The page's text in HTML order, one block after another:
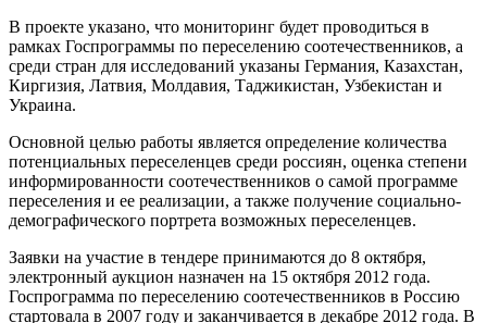
В проекте указано, что мониторинг будет проводиться в
рамках Госпрограммы по переселению соотечественников, а
среди стран для исследований указаны Германия, Казахстан,
Киргизия, Латвия, Молдавия, Таджикистан, Узбекистан и
Украина.
Основной целью работы является определение количества
потенциальных переселенцев среди россиян, оценка степени
информированности соотечественников о самой программе
переселения и ее реализации, а также получение социально-
демографического портрета возможных переселенцев.
Заявки на участие в тендере принимаются до 8 октября,
электронный аукцион назначен на 15 октября 2012 года.
Госпрограмма по переселению соотечественников в Россию
стартовала в 2007 году и заканчивается в декабре 2012 года. В